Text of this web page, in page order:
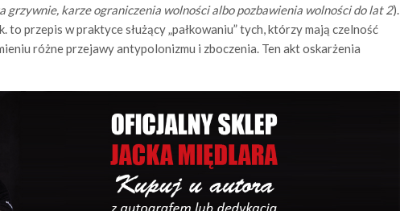
grzywnie, karze ograniczenia wolności albo pozbawienia wolności do lat 2).
to przepis w praktyce służący „pałkowaniu” tych, którzy mają czelność
różne przejawy antypolonizmu i zboczenia. Ten akt oskarżenia